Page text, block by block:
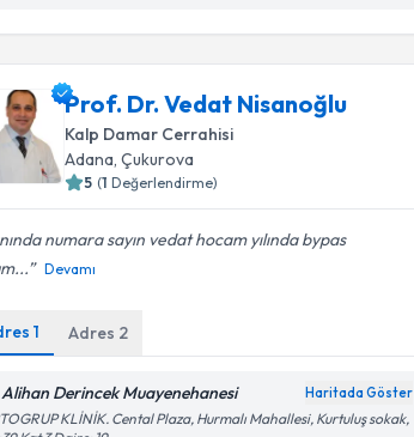
Prof. Dr. Vedat Nisanoğlu
Kalp Damar Cerrahisi
Adana, Çukurova
5 (1 Değerlendirme)
numara sayın vedat hocam yılında bypas
Devamı
1 Adres 2
Derincek Muayenehanesi Haritada Göster
KLİNİK. Cental Plaza, Hurmalı Mahallesi, Kurtuluş sokak,